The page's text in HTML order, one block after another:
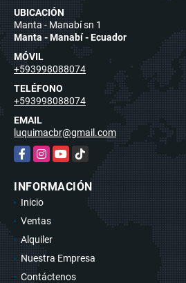
UBICACIÓN
Manta - Manabí sn 1
Manta - Manabí - Ecuador
MÓVIL
+593998088074
TELÉFONO
+593998088074
EMAIL
luquimacbr@gmail.com
FacebookInstagram
YouTubeTikTok
INFORMACIÓN
Inicio
Ventas
Alquiler
Nuestra Empresa
Contáctenos